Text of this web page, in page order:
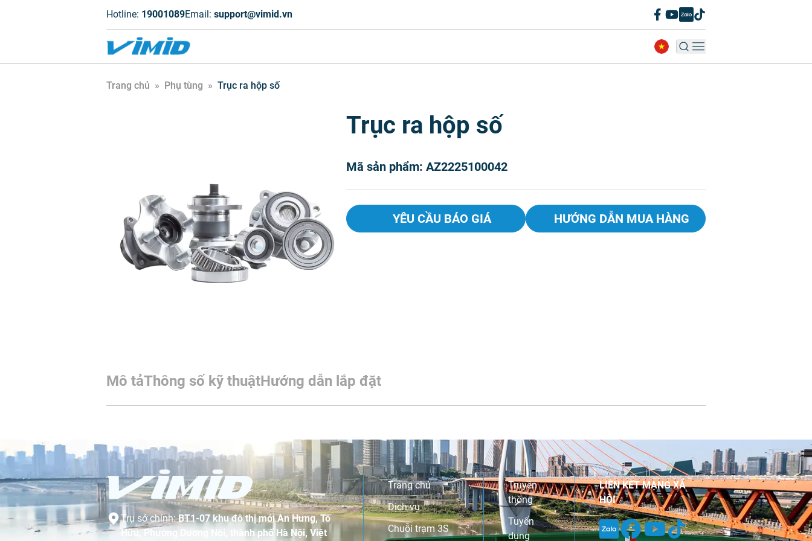
Hotline: 19001089Email: support@vimid.vn
Trang chủ » Phụ tùng » Trục ra hộp số
Trục ra hộp số
Mã sản phẩm: AZ2225100042
YÊU CẦU BÁO GIÁ HƯỚNG DẪN MUA HÀNG
Mô tảThông số kỹ thuậtHướng dẫn lắp đặt
Trụ sở chính:BT1-07 khu đô thị mới An Hưng, Tố
Hữu, Phường Dương Nội, thành phố Hà Nội, Việt
Trang chủ
Dịch vụ
Chuỗi trạm 3S
Truyền
thông
Tuyển
dụng
LIÊN KẾT MẠNG XÃ
HỘI